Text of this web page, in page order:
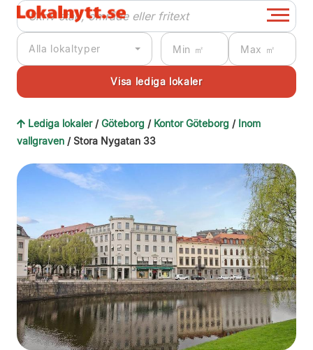
Alla lokaltyper
Lediga lokaler /Göteborg / Kontor Göteborg / Inom
vallgraven / Stora Nygatan 33